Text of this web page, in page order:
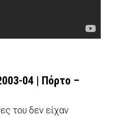
04 | Πόρτο –
του δεν είχαν